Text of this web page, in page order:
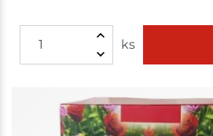
ks